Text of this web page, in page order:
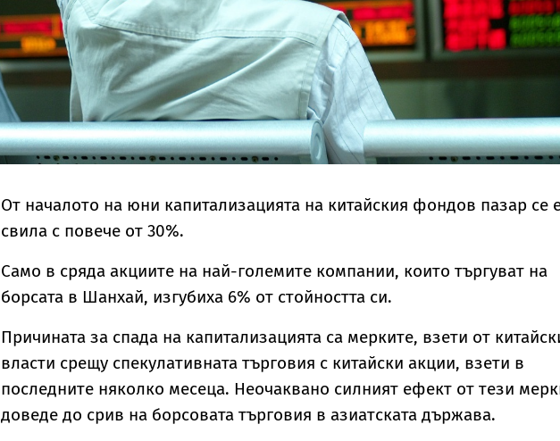
От началото на юни капитализацията на китайския фондов пазар се
свила с повече от 30%.
Само в сряда акциите на най-големите компании, които търгуват на
борсата в Шанхай, изгубиха 6% от стойността си.
Причината за спада на капитализацията са мерките, взети от
власти срещу спекулативната търговия с китайски акции, взети в
последните няколко месеца. Неочаквано силният ефект от тези
доведе до срив на борсовата търговия в азиатската държава.